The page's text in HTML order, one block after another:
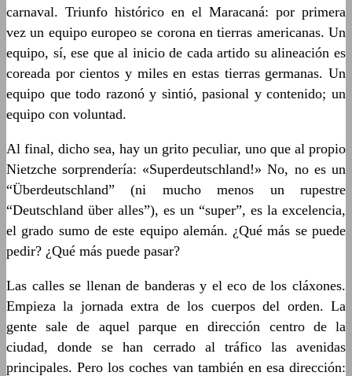
carnaval. Triunfo histórico en el Maracaná: por primera
vez un equipo europeo se corona en tierras americanas. Un
equipo, sí, ese que al inicio de cada artido su alineación es
coreada por cientos y miles en estas tierras germanas. Un
equipo que todo razonó y sintió, pasional y contenido; un
equipo con voluntad.
Al final, dicho sea, hay un grito peculiar, uno que al propio
Nietzche sorprendería: «Superdeutschland!» No, no es un
“Überdeutschland” (ni mucho menos un rupestre
“Deutschland über alles”), es un “super”, es la excelencia,
el grado sumo de este equipo alemán. ¿Qué más se puede
pedir? ¿Qué más puede pasar?
Las calles se llenan de banderas y el eco de los cláxones.
Empieza la jornada extra de los cuerpos del orden. La
gente sale de aquel parque en dirección centro de la
ciudad, donde se han cerrado al tráfico las avenidas
principales. Pero los coches van también en esa dirección: